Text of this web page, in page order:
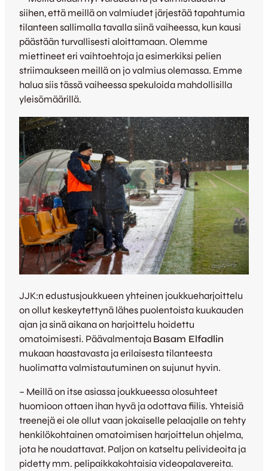
siihen, että meillä on valmiudet järjestää tapahtumia
tilanteen sallimalla tavalla siinä vaiheessa, kun kausi
päästään turvallisesti aloittamaan. Olemme
miettineet eri vaihtoehtoja ja esimerkiksi pelien
striimaukseen meillä on jo valmius olemassa. Emme
halua siis tässä vaiheessa spekuloida mahdollisilla
yleisömäärillä.
JJK:n edustusjoukkueen yhteinen joukkueharjoittelu
on ollut keskeytettynä lähes puolentoista kuukauden
ajan ja sinä aikana on harjoittelu hoidettu
omatoimisesti. Päävalmentaja Basam Elfadlin
mukaan haastavasta ja erilaisesta tilanteesta
huolimatta valmistautuminen on sujunut hyvin.
– Meillä on itse asiassa joukkueessa olosuhteet
huomioon ottaen ihan hyvä ja odottava fiilis. Yhteisiä
treenejä ei ole ollut vaan jokaiselle pelaajalle on tehty
henkilökohtainen omatoimisen harjoittelun ohjelma,
jota he noudattavat. Paljon on katseltu pelivideoita ja
pidetty mm. pelipaikkakohtaisia videopalavereita.